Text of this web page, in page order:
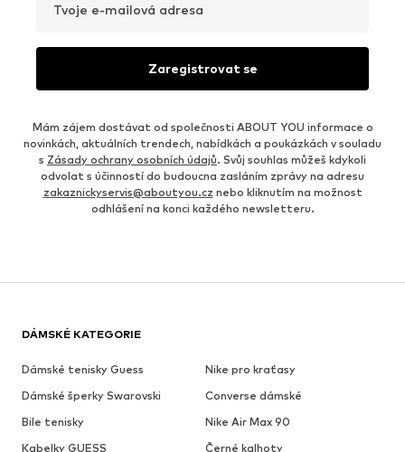
Tvoje e-mailová adresa
Zaregistrovat se
Mám zájem dostávat od společnosti ABOUT YOU informace o
novinkách, aktuálních trendech, nabídkách a poukázkách v souladu
s Zásady ochrany osobních údajů. Svůj souhlas můžeš kdykoli
odvolat s účinností do budoucna zasláním zprávy na adresu
zakaznickyservis@aboutyou.cz nebo kliknutím na možnost
odhlášení na konci každého newsletteru.
DÁMSKÉ KATEGORIE
Dámské tenisky Guess
Nike pro kraťasy
Dámské šperky Swarovski
Converse dámské
Bile tenisky
Nike Air Max 90
Kabelky GUESS
Černé kalhoty